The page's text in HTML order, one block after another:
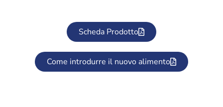
Scheda Prodotto
Come introdurre il nuovo alimento